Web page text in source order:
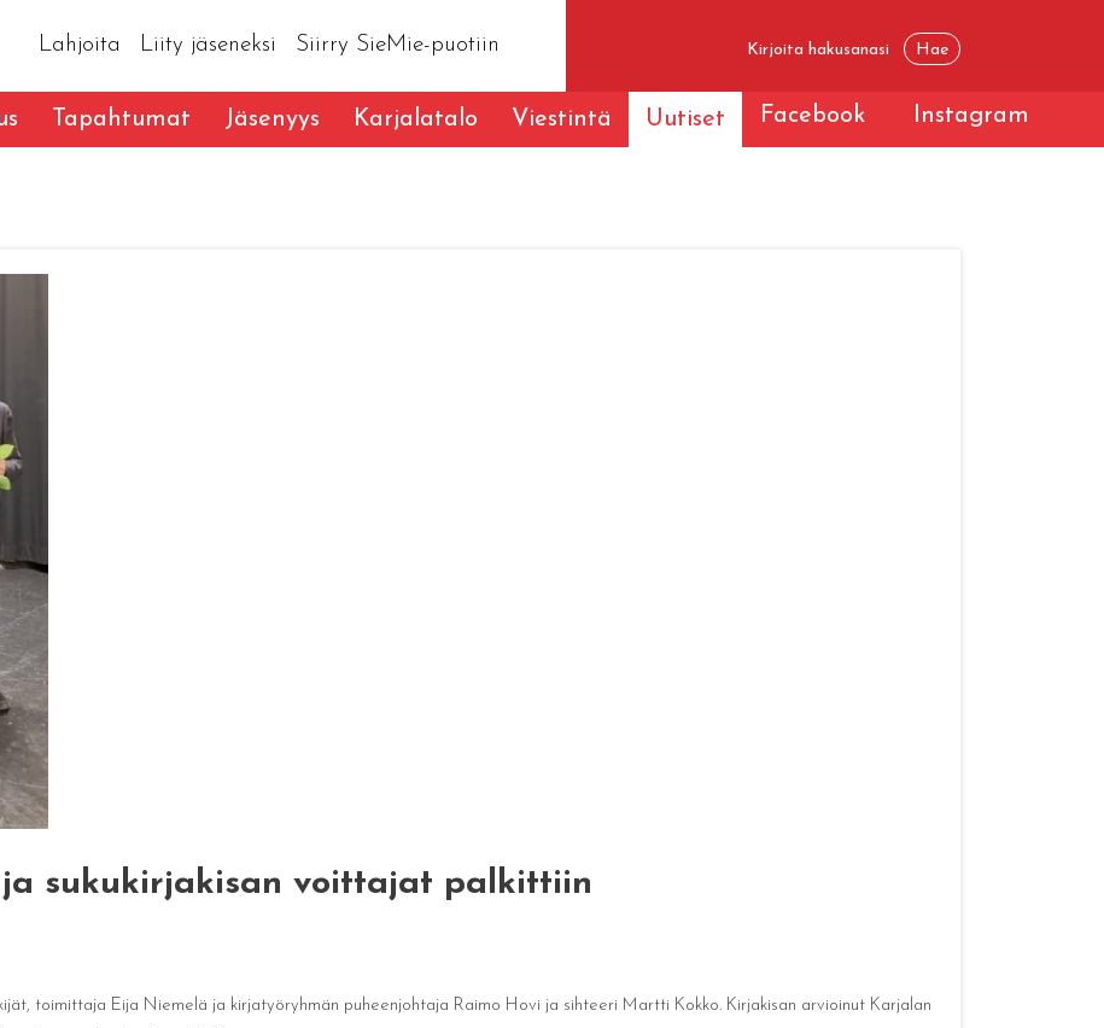
Lahjoita Liity jäseneksi Siirry SieMie-puotiin
Tapahtumat Jäsenyys Karjalatalo Viestintä Uutiset Facebook Instagram
ja sukukirjakisan voittajat palkittiin
toimittaja Eija Niemelä ja kirjatyöryhmän puheenjohtaja Raimo Hovi ja sihteeri Martti Kokko. Kirjakisan arvioinut Karjalan